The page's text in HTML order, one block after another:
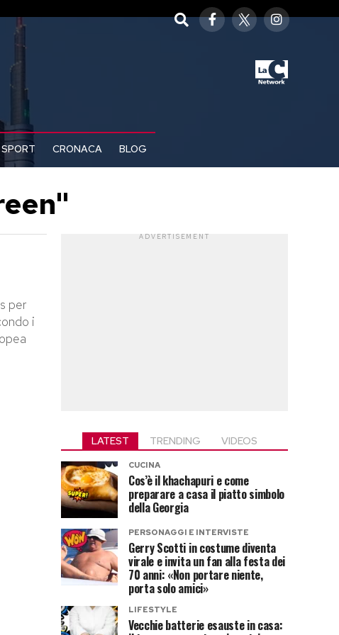
SPORT CRONACA BLOG
per
i
ADVERTISEMENT
LATEST TRENDING VIDEOS
CUCINA
Cos’è il khachapuri e come
preparare a casa il piatto simbolo
della Georgia
PERSONAGGI E INTERVISTE
Gerry Scotti in costume diventa
virale e invita un fan alla festa dei
70 anni: «Non portare niente,
porta solo amici»
LIFESTYLE
Vecchie batterie esauste in casa: